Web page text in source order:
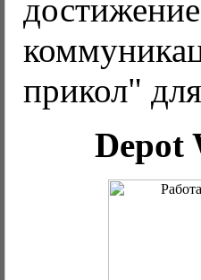
прикол"
Depot